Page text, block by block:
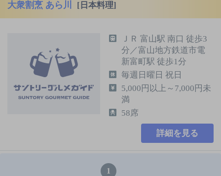
大衆割烹 あら川 [日本料理]
ＪＲ 富山駅 南口 徒歩3
分／富山地方鉄道市電
新富町駅 徒歩1分
毎週日曜日 祝日
5,000円以上～7,000円未
満
58席
詳細を見る
1